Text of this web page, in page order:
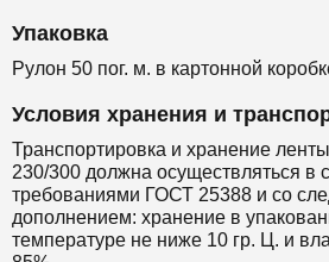
Упаковка
Рулон 50 пог. м. в картонной
Условия хранения и
Транспортировка и хранение
230/300 должна осуществляться в
требованиями ГОСТ 25388 и со
дополнением: хранение в
температуре не ниже 10 гр. Ц. и